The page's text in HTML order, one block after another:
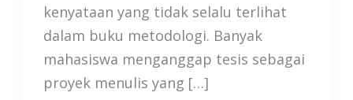
kenyataan yang tidak selalu terlihat
dalam buku metodologi. Banyak
mahasiswa menganggap tesis sebagai
proyek menulis yang […]